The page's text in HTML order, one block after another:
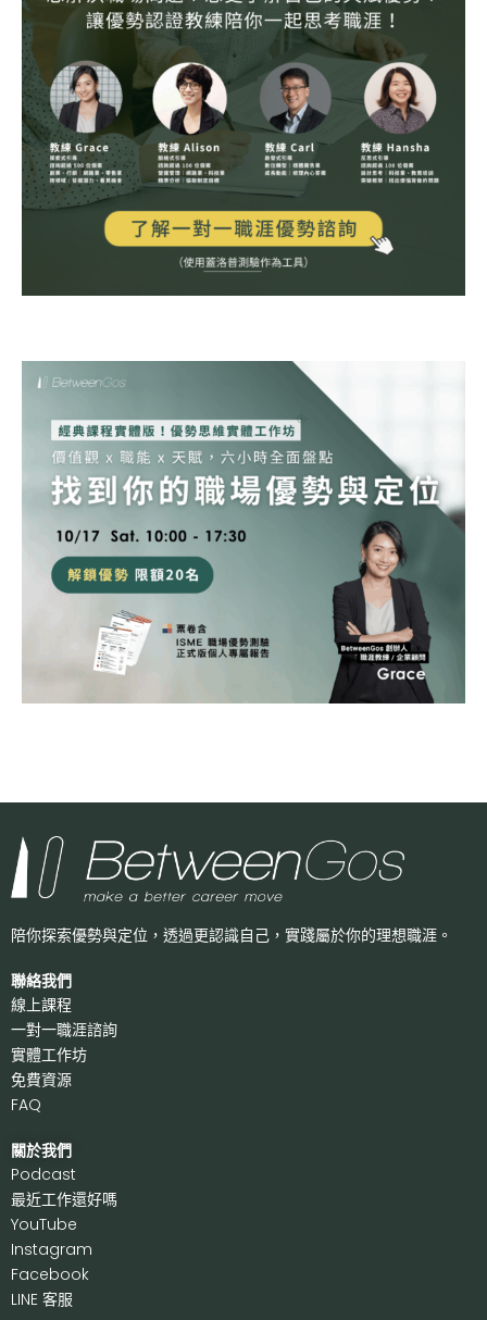
陪你探索優勢與定位，透過更認識自己， 實踐屬於你的理想職涯。
聯絡我們
線上課程
一對一職涯諮詢
實體工作坊
免費資源
FAQ
關於我們
Podcast
最近工作還好嗎
YouTube
Instagram
Facebook
LINE 客服